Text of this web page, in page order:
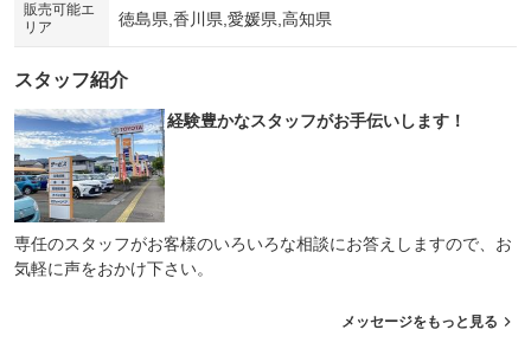
販売可能エ
リア
徳島県,香川県,愛媛県,高知県
スタッフ紹介
経験豊かなスタッフがお手伝いします！
専任のスタッフがお客様のいろいろな相談にお答えしますので、お
気軽に声をおかけ下さい。
メッセージをもっと見る